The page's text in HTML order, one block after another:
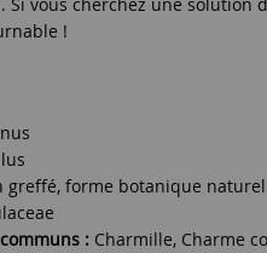
!
greffé, forme botanique
: Charmille, Charme